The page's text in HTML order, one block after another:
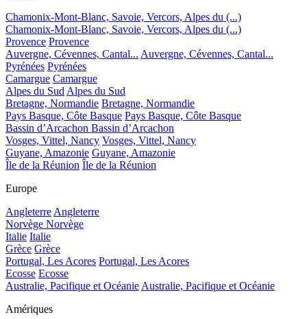
Chamonix-Mont-Blanc, Savoie, Vercors, Alpes du (...)
Chamonix-Mont-Blanc, Savoie, Vercors, Alpes du (...)
Provence Provence
Auvergne, Cévennes, Cantal... Auvergne, Cévennes, Cantal...
Pyrénées Pyrénées
Camargue Camargue
Alpes du Sud Alpes du Sud
Bretagne, Normandie Bretagne, Normandie
Pays Basque, Côte Basque Pays Basque, Côte Basque
Bassin d’Arcachon Bassin d’Arcachon
Vosges, Vittel, Nancy Vosges, Vittel, Nancy
Guyane, Amazonie Guyane, Amazonie
Île de la Réunion Île de la Réunion
Europe
Angleterre Angleterre
Norvège Norvège
Italie Italie
Grèce Grèce
Portugal, Les Acores Portugal, Les Acores
Ecosse Ecosse
Australie, Pacifique et Océanie Australie, Pacifique et Océanie
Amériques